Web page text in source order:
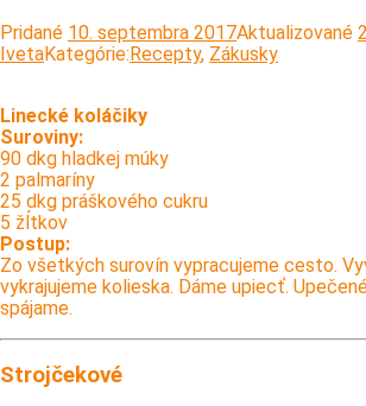
Pridané 10. septembra 2017Aktualizované
IvetaKategórie:Recepty, Zákusky
Linecké koláčiky
Suroviny:
90 dkg hladkej múky
2 palmaríny
25 dkg práškového cukru
5 žĺtkov
Postup:
Zo všetkých surovín vypracujeme cesto.
vykrajujeme kolieska. Dáme upiecť.
spájame.
Strojčekové